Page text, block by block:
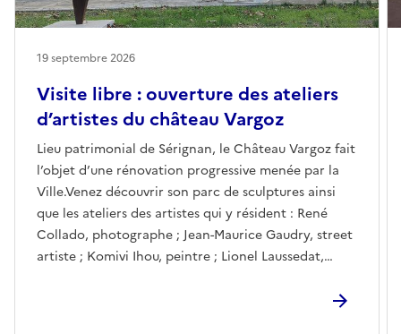
Visite libre : ouverture des ateliers
d’artistes du château Vargoz
Lieu patrimonial de Sérignan, le Château Vargoz fait
l’objet d’une rénovation progressive menée par la
Ville.Venez découvrir son parc de sculptures ainsi
que les ateliers des artistes qui y résident : René
Collado, photographe ; Jean-Maurice Gaudry, street
artiste ; Komivi Ihou, peintre ; Lionel Laussedat,
Pascual, conteuse ; Nathalie Sapin, photographe ; et
19 septembre 2026